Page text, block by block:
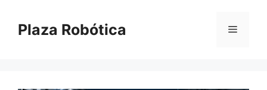
contenido
Plaza Robótica Menú